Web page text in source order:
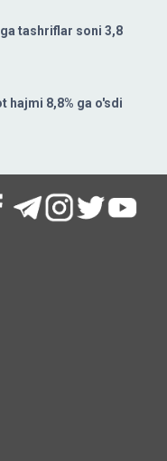
tashriflar soni 3,8
hajmi 8,8% ga o'sdi